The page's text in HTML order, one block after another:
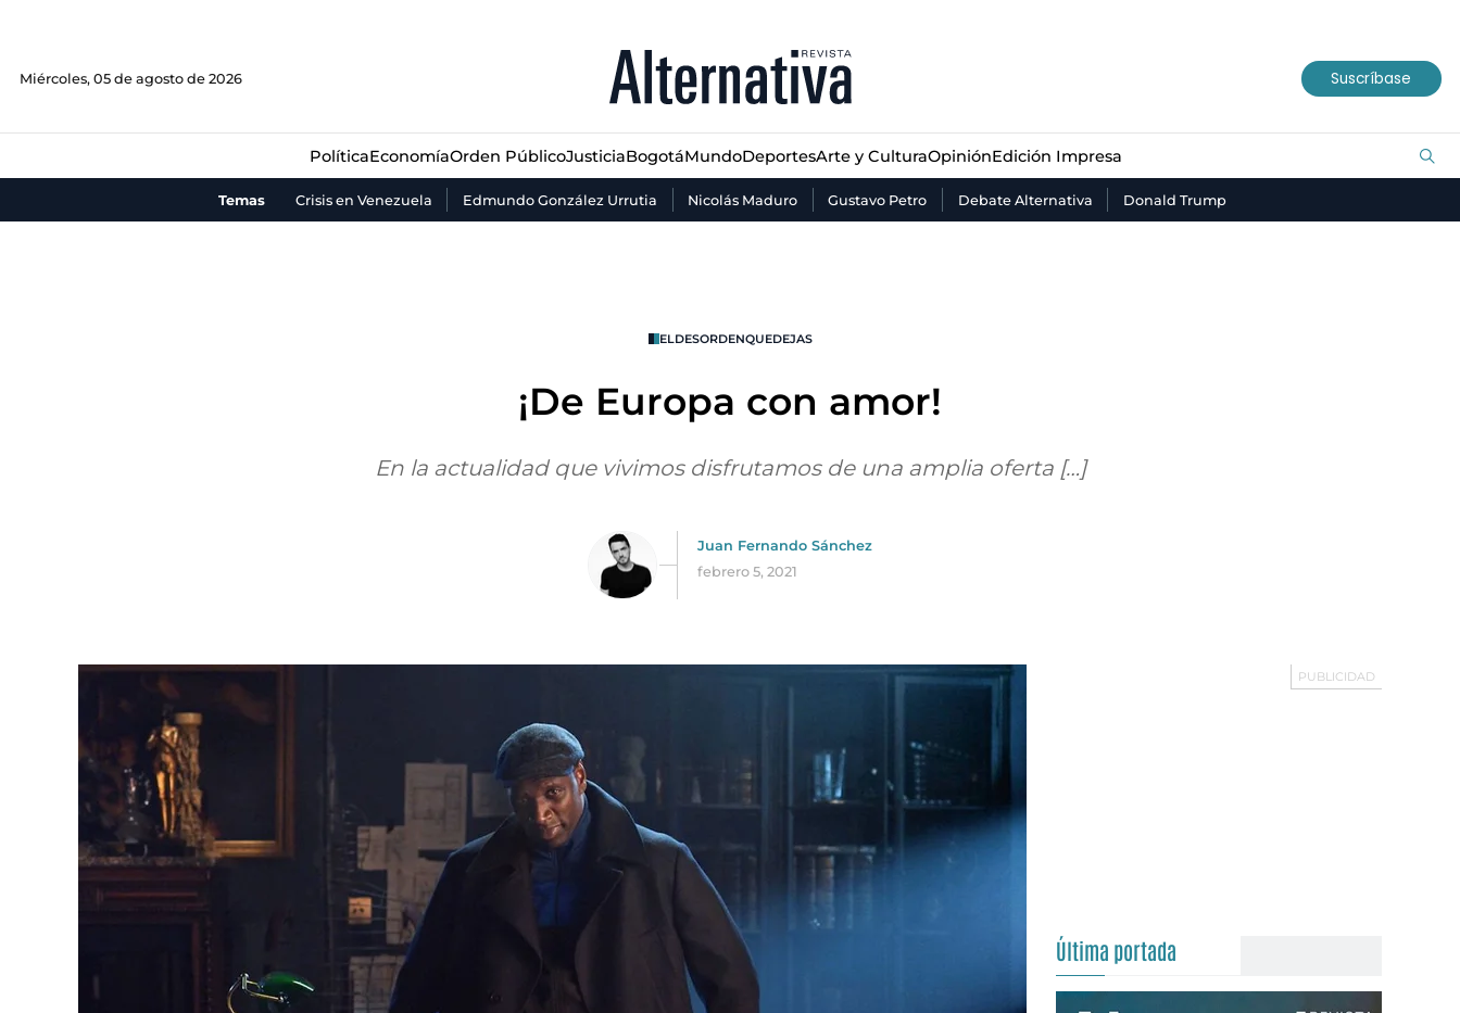
Miércoles, 05 de agosto de 2026 Suscríbase
PolíticaEconomíaOrden PúblicoJusticiaBogotáMundoDeportesArte y CulturaOpiniónEdición Impresa
Temas Crisis en Venezuela Edmundo González Urrutia Nicolás Maduro Gustavo Petro Debate Alternativa Donald Trump
JusticiaBogotáMundo Deportes Arte y Cultura
ELDESORDENQUEDEJAS
¡De Europa con amor!
En la actualidad que vivimos disfrutamos de una amplia oferta […]
Juan Fernando Sánchez
febrero 5, 2021
Última portada